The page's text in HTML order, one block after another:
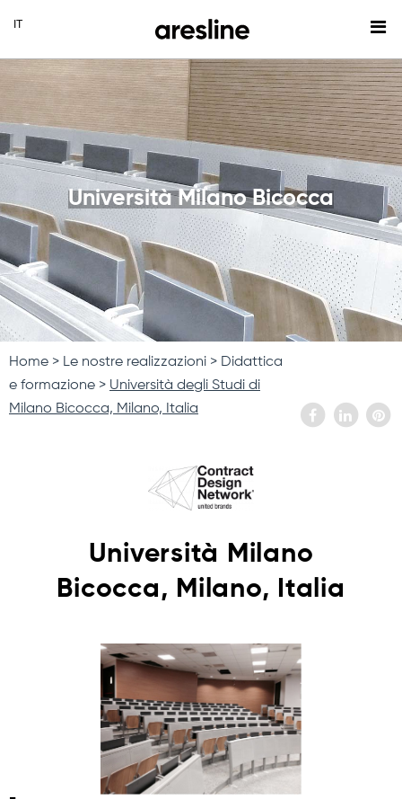
Università Milano Bicocca
Home Le nostre realizzazioni
Didattica
e formazione
Università degli Studi di
Milano Bicocca, Milano, Italia
Università Milano
Bicocca, Milano, Italia